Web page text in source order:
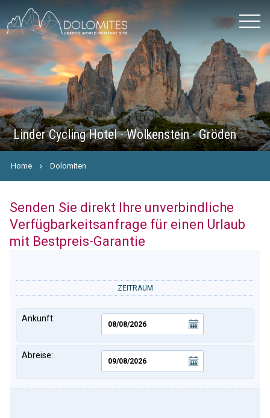
Linder Cycling Hotel - Wolkenstein - Gröden
Home Dolomiten
Senden Sie direkt Ihre unverbindliche
Verfügbarkeitsanfrage für einen Urlaub
mit Bestpreis-Garantie
ZEITRAUM
Ankunft:
Abreise: